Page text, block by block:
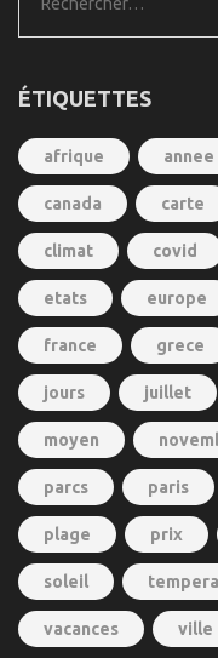
ÉTIQUETTES
afrique annee
canada carte
climat covid
etats europe
france grece
jours juillet
moyen
parcs paris
plage prix
soleil
vacances ville